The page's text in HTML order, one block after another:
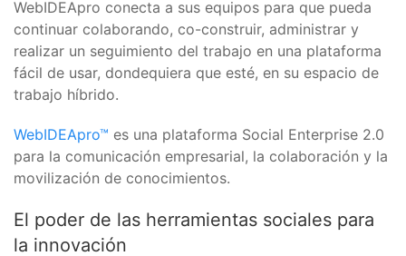
WebIDEApro conecta a sus equipos para que pueda
continuar colaborando, co-construir, administrar y
realizar un seguimiento del trabajo en una plataforma
fácil de usar, dondequiera que esté, en su espacio de
trabajo híbrido.
WebIDEApro™ es una plataforma Social Enterprise 2.0
para la comunicación empresarial, la colaboración y la
movilización de conocimientos.
El poder de las herramientas sociales para
la innovación